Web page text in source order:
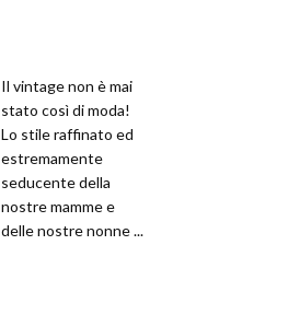
Il vintage non è mai
stato così di moda!
Lo stile raffinato ed
estremamente
seducente della
nostre mamme e
delle nostre nonne ...